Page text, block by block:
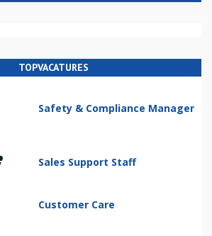
TOPVACATURES
Safety & Compliance Manager
Sales Support Staff
Customer Care